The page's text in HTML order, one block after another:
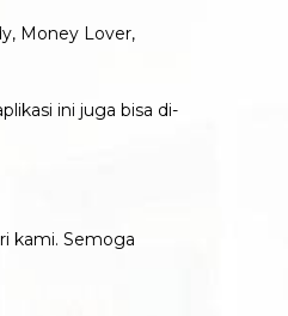
Money Lover,
ini juga bisa di-
kami. Semoga